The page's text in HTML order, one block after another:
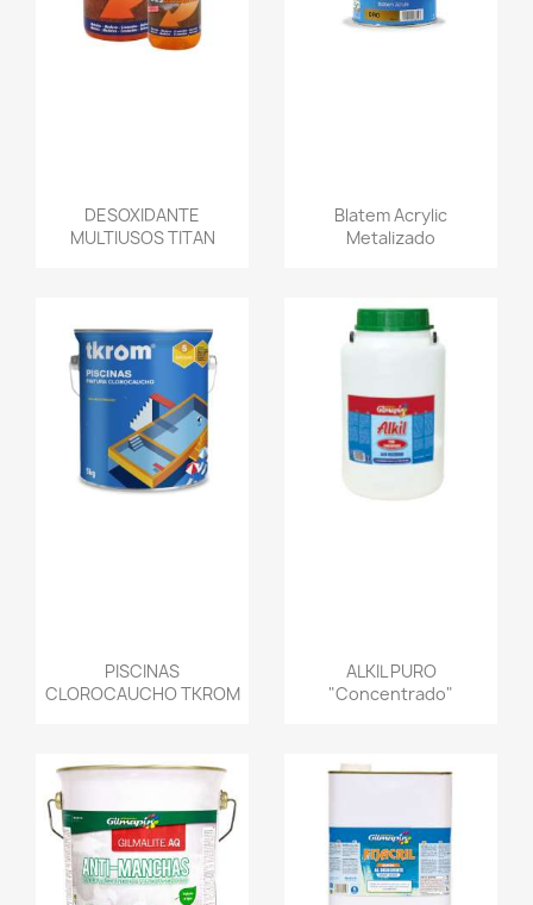
DESOXIDANTE
MULTIUSOS TITAN
Blatem Acrylic
Metalizado
PISCINAS
CLOROCAUCHO TKROM
ALKIL PURO
"Concentrado"